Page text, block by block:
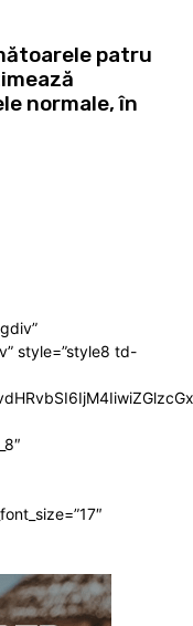
patru
normale, în
style=”style8 td-